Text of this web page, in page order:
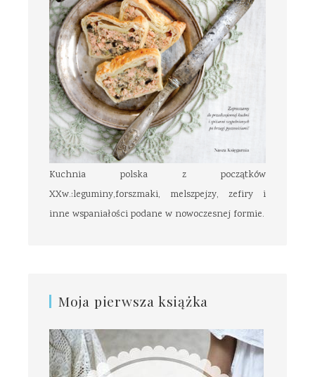
Kuchnia polska z początków
XXw.:leguminy,forszmaki, melszpejzy, zefiry i
inne wspaniałości podane w nowoczesnej formie.
Moja pierwsza książka